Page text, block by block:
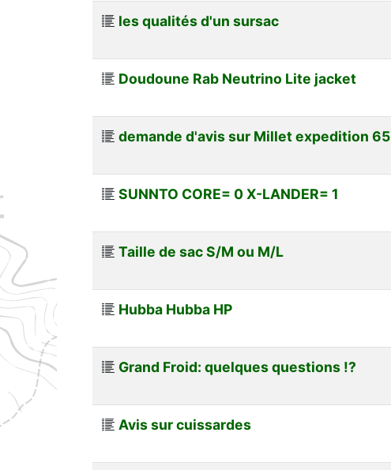
les qualités d'un sursac
Doudoune Rab Neutrino Lite jacket
demande d'avis sur Millet expedition 65
SUNNTO CORE= 0 X-LANDER= 1
Taille de sac S/M ou M/L
Hubba Hubba HP
Grand Froid: quelques questions !?
Avis sur cuissardes